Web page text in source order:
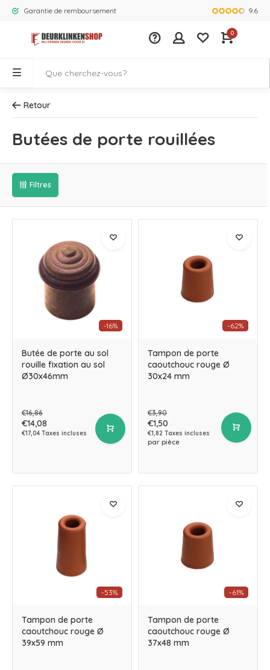
Garantie de remboursement La plus9.6
0
Retour
Butées de porte rouillées
Filtres
-16%
Butée de porte au sol
rouille fixation au sol
Ø30x46mm
€16,86
€14,08
€17,04 Taxes incluses
-62%
Tampon de porte
caoutchouc rouge Ø
30x24 mm
€3,90
€1,50
€1,82 Taxes incluses
par pièce
-53%
Tampon de porte
caoutchouc rouge Ø
39x59 mm
-61%
Tampon de porte
caoutchouc rouge Ø
37x48 mm